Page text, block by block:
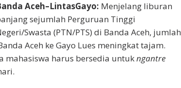
Aceh–LintasGayo: Menjelang liburan
sejumlah Perguruan Tinggi
Swasta (PTN/PTS) di Banda Aceh, jumlah
Aceh ke Gayo Lues meningkat tajam.
mahasiswa harus bersedia untukngantre